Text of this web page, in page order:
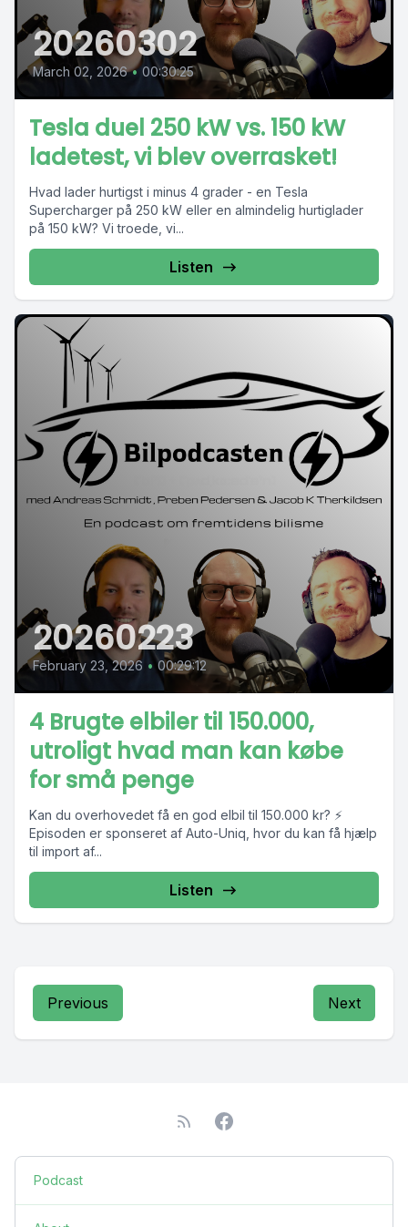
20260302
March 02, 2026 • 00:30:25
Tesla duel 250 kW vs. 150 kW
ladetest, vi blev overrasket!
Hvad lader hurtigst i minus 4 grader - en Tesla
Supercharger på 250 kW eller en almindelig hurtiglader
på 150 kW? Vi troede, vi...
Listen
20260223
February 23, 2026 • 00:29:12
4 Brugte elbiler til 150.000,
utroligt hvad man kan købe
for små penge
Kan du overhovedet få en god elbil til 150.000 kr? ⚡
Episoden er sponseret af Auto-Uniq, hvor du kan få hjælp
til import af...
Listen
Previous Next
Podcast